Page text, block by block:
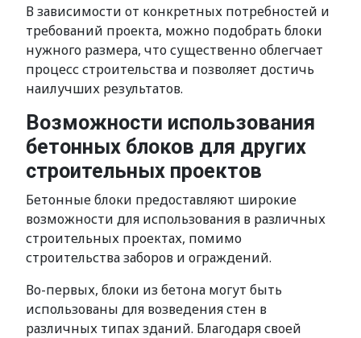
В зависимости от конкретных потребностей и
требований проекта, можно подобрать блоки
нужного размера, что существенно облегчает
процесс строительства и позволяет достичь
наилучших результатов.
Возможности использования
бетонных блоков для других
строительных проектов
Бетонные блоки предоставляют широкие
возможности для использования в различных
строительных проектах, помимо
строительства заборов и ограждений.
Во-первых, блоки из бетона могут быть
использованы для возведения стен в
различных типах зданий. Благодаря своей